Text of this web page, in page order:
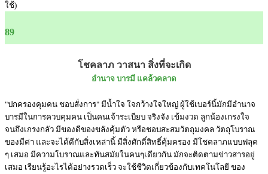
ใช้)
89
โชคลาภ วาสนา สิ่งที่จะเกิด
อำนาจ บารมี แคล้วคลาด
"ปกครองคุมคน ชอบสั่งการ" มีน้ำใจ ใจกว้างใจใหญ่ ผู้ใช้เบอร์นี้มักมีอำนาจ
บารมีในการควบคุมคน เป็นคนเจ้าระเบียบ จริงจัง เข้มงวด ลูกน้องเกรงใจ
จนถึงเกรงกลัว มีของดีของขลังคุ้มตัว หรือชอบสะสมวัตถุมงคล วัตถุโบราณ
ของมีค่า และจะได้ดีกับสิ่งเหล่านี้ มีสิ่งศักดิ์สิทธิ์คุ้มครอง มีโชคลาภแบบฟลุค
ๆ เสมอ มีความโบราณและทันสมัยในคนๆเดียวกัน มักจะติดตามข่าวสารอยู่
เสมอ เรียนรู้อะไรได้อย่างรวดเร็ว จะใช้ชีวิตเกี่ยวข้องกับเทคโนโลยี ของ